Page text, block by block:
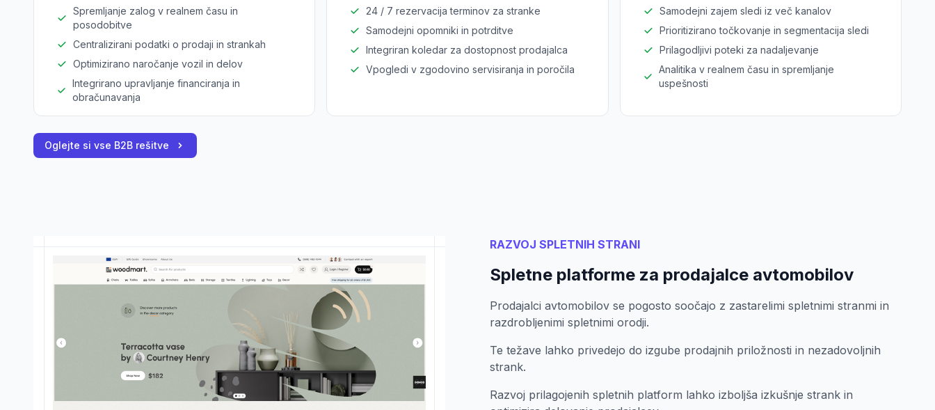
Spremljanje zalog v realnem času in
posodobitve
Centralizirani podatki o prodaji in strankah
Optimizirano naročanje vozil in delov
Integrirano upravljanje financiranja in
obračunavanja
24 / 7 rezervacija terminov za stranke
Samodejni opomniki in potrditve
Integriran koledar za dostopnost prodajalca
Vpogledi v zgodovino servisiranja in poročila
Samodejni zajem sledi iz več kanalov
Prioritizirano točkovanje in segmentacija sledi
Prilagodljivi poteki za nadaljevanje
Analitika v realnem času in spremljanje
uspešnosti
Oglejte si vse B2B rešitve
RAZVOJ SPLETNIH STRANI
Spletne platforme za prodajalce avtomobilov
Prodajalci avtomobilov se pogosto soočajo z zastarelimi spletnimi stranmi in
razdrobljenimi spletnimi orodji.
Te težave lahko privedejo do izgube prodajnih priložnosti in nezadovoljnih
strank.
Razvoj prilagojenih spletnih platform lahko izboljša izkušnje strank in